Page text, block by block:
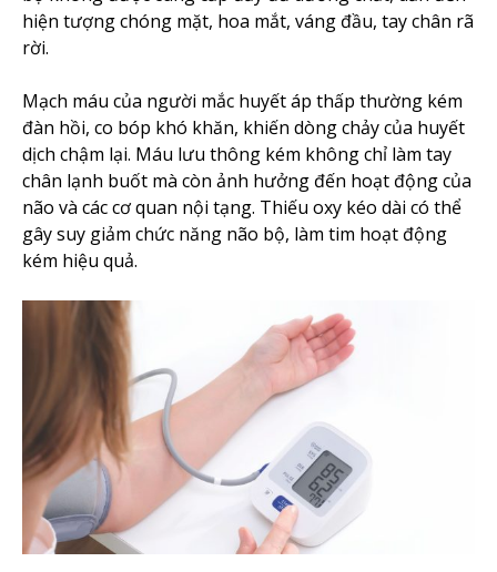
hiện tượng chóng mặt, hoa mắt, váng đầu, tay chân rã
rời.
Mạch máu của người mắc huyết áp thấp thường kém
đàn hồi, co bóp khó khăn, khiến dòng chảy của huyết
dịch chậm lại. Máu lưu thông kém không chỉ làm tay
chân lạnh buốt mà còn ảnh hưởng đến hoạt động của
não và các cơ quan nội tạng. Thiếu oxy kéo dài có thể
gây suy giảm chức năng não bộ, làm tim hoạt động
kém hiệu quả.